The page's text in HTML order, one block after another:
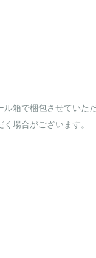
箱で梱包させていた
場合がございます。